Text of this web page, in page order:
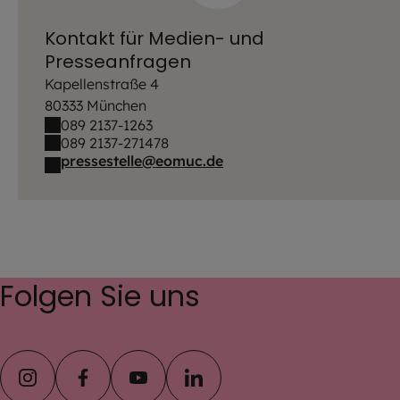
Kontakt für Medien- und
Presseanfragen
Kapellenstraße 4
80333 München
089 2137-1263
089 2137-271478
pressestelle@eomuc.de
Folgen Sie uns
instagramfacebookyoutubelinkedin